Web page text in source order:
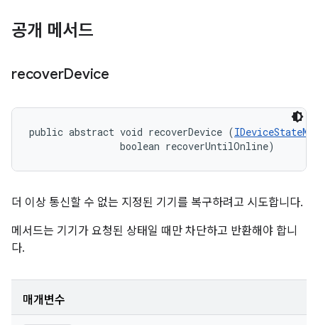
공개 메서드
recoverDevice
public abstract void recoverDevice (
                boolean recoverUntilOnline)
더 이상 통신할 수 없는 지정된 기기를 복구하려고 시도합니다.
메서드는 기기가 요청된 상태일 때만 차단하고 반환해야 합니
다.
매개변수